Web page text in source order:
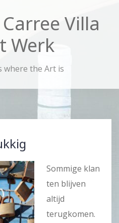
Villa
Werk
where the Art is
Sommige klan
ten blijven
altijd
terugkomen.